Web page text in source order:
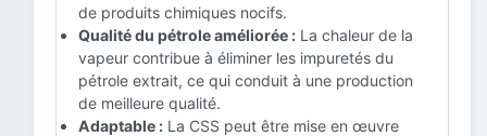
de produits chimiques nocifs.
Qualité du pétrole améliorée : La chaleur de la
vapeur contribue à éliminer les impuretés du
pétrole extrait, ce qui conduit à une production
de meilleure qualité.
Adaptable : La CSS peut être mise en œuvre